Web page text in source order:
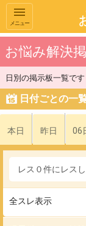
メニュー
お悩み解決
日別の掲示板一覧です
日付ごとの一
本日 昨日 06
レス０件にレス
全スレ表示